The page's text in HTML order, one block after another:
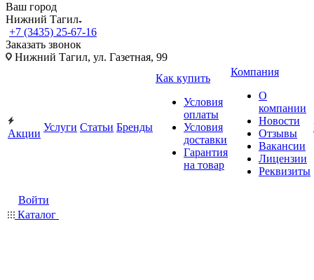
Ваш город
Нижний Тагил
+7 (3435) 25-67-16
Заказать звонок
Нижний Тагил, ул. Газетная, 99
Акции
Услуги Статьи Бренды
Как купить
Условия
оплаты
Условия
доставки
Гарантия
на товар
Компания
О
компании
Новости
Отзывы
Вакансии
Лицензии
Реквизиты
Войти
Каталог